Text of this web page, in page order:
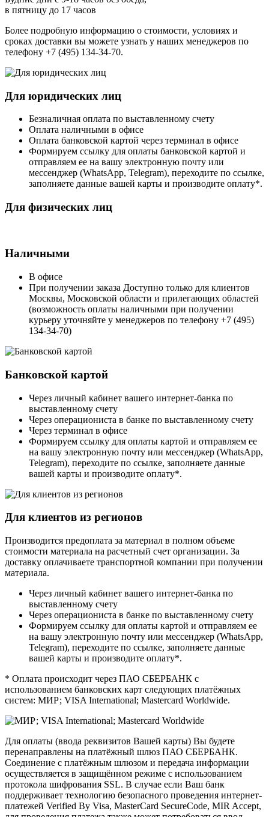
в пятницу до 17 часов
Более подробную информацию о стоимости, условиях и
сроках доставки вы можете узнать у наших менеджеров по
телефону +7 (495) 134-34-70.
Для юридических лиц
Безналичная оплата по выставленному счету
Оплата наличными в офисе
Оплата банковской картой через терминал в офисе
Формируем ссылку для оплаты банковской картой и
отправляем ее на вашу электронную почту или
мессенджер (WhatsApp, Telegram), переходите по ссылке,
заполняете данные вашей карты и производите оплату*.
Для физических лиц
Наличными
В офисе
При получении заказа Доступно только для клиентов
Москвы, Московской области и прилегающих областей
(возможность оплаты наличными при получении
курьеру уточняйте у менеджеров по телефону +7 (495)
134-34-70)
Банковской картой
Через личный кабинет вашего интернет-банка по
выставленному счету
Через операциониста в банке по выставленному счету
Через терминал в офисе
Формируем ссылку для оплаты картой и отправляем ее
на вашу электронную почту или мессенджер (WhatsApp,
Telegram), переходите по ссылке, заполняете данные
вашей карты и производите оплату*.
Для клиентов из регионов
Производится предоплата за материал в полном объеме
стоимости материала на расчетный счет организации. За
доставку оплачиваете транспортной компании при получении
материала.
Через личный кабинет вашего интернет-банка по
выставленному счету
Через операциониста в банке по выставленному счету
Формируем ссылку для оплаты картой и отправляем ее
на вашу электронную почту или мессенджер (WhatsApp,
Telegram), переходите по ссылке, заполняете данные
вашей карты и производите оплату*.
* Оплата происходит через ПАО СБЕРБАНК с
использованием банковских карт следующих платёжных
систем: МИР; VISA International; Mastercard Worldwide.
Для оплаты (ввода реквизитов Вашей карты) Вы будете
перенаправлены на платёжный шлюз ПАО СБЕРБАНК.
Соединение с платёжным шлюзом и передача информации
осуществляется в защищённом режиме с использованием
протокола шифрования SSL. В случае если Ваш банк
поддерживает технологию безопасного проведения интернет-
платежей Verified By Visa, MasterCard SecureCode, MIR Accept,